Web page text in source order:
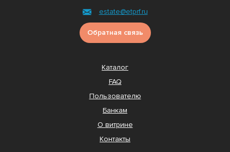
estate@etprf.ru
Обратная связь
Каталог
FAQ
Пользователю
Банкам
О витрине
Контакты